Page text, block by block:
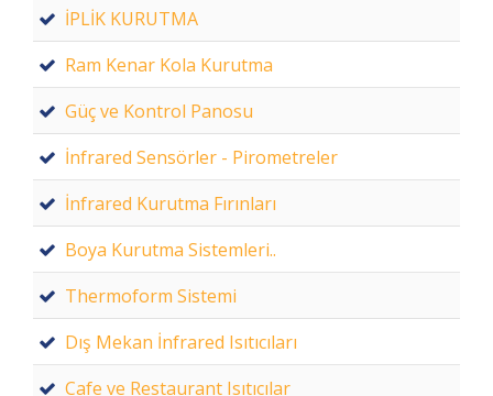
İPLİK KURUTMA
Ram Kenar Kola Kurutma
Güç ve Kontrol Panosu
İnfrared Sensörler - Pirometreler
İnfrared Kurutma Fırınları
Boya Kurutma Sistemleri..
Thermoform Sistemi
Dış Mekan İnfrared Isıtıcıları
Cafe ve Restaurant Isıtıcılar